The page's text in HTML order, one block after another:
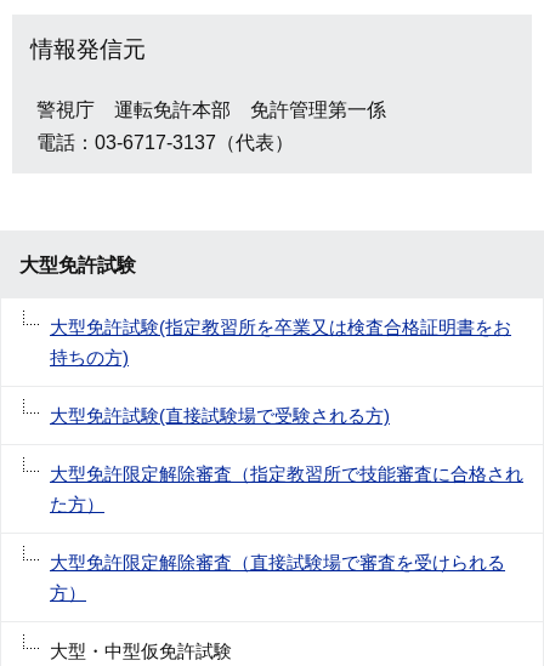
情報発信元
警視庁 運転免許本部 免許管理第一係
電話：03-6717-3137（代表）
大型免許試験
大型免許試験(指定教習所を卒業又は検査合格証明書をお
持ちの方)
大型免許試験(直接試験場で受験される方)
大型免許限定解除審査（指定教習所で技能審査に合格され
た方）
大型免許限定解除審査（直接試験場で審査を受けられる
方）
大型・中型仮免許試験